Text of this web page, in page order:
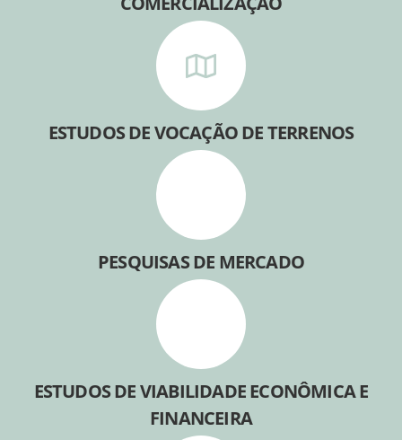
ESTUDOS DE VOCAÇÃO DE TERRENOS
PESQUISAS DE MERCADO
ESTUDOS DE VIABILIDADE ECONÔMICA E
FINANCEIRA